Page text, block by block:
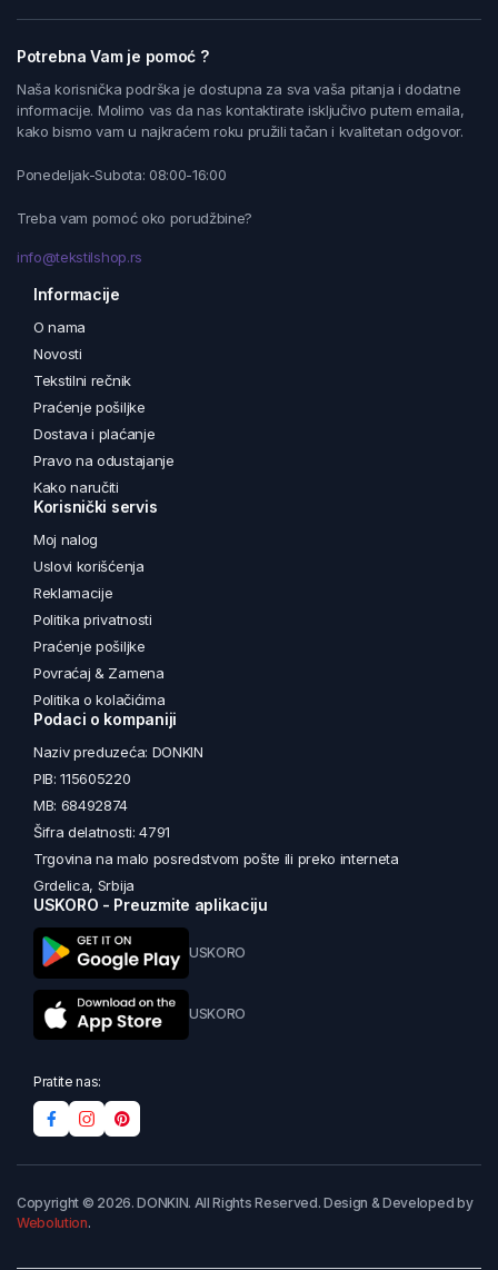
Potrebna Vam je pomoć ?
Naša korisnička podrška je dostupna za sva vaša pitanja i dodatne
informacije. Molimo vas da nas kontaktirate isključivo putem emaila,
kako bismo vam u najkraćem roku pružili tačan i kvalitetan odgovor.
Ponedeljak-Subota: 08:00-16:00
Treba vam pomoć oko porudžbine?
info@tekstilshop.rs
Informacije
O nama
Novosti
Tekstilni rečnik
Praćenje pošiljke
Dostava i plaćanje
Pravo na odustajanje
Kako naručiti
Korisnički servis
Moj nalog
Uslovi korišćenja
Reklamacije
Politika privatnosti
Praćenje pošiljke
Povraćaj & Zamena
Politika o kolačićima
Podaci o kompaniji
Naziv preduzeća: DONKIN
PIB: 115605220
MB: 68492874
Šifra delatnosti: 4791
Trgovina na malo posredstvom pošte ili preko interneta
Grdelica, Srbija
USKORO - Preuzmite aplikaciju
USKORO
USKORO
Pratite nas:
Copyright © 2026. DONKIN. All Rights Reserved. Design & Developed by
Webolution.